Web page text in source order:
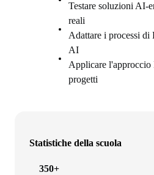
Testare soluzioni AI-
reali
Adattare i processi
AI
Applicare
progetti
Statistiche della scuola
350+